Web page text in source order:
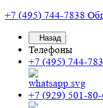
+7 (495) 744-7838
Назад
Телефоны
+7 (495) 744-
+7 (929) 501-